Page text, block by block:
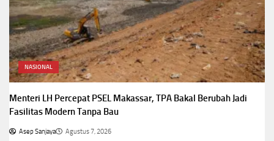
NASIONAL
Menteri LH Percepat PSEL Makassar, TPA Bakal Berubah Jadi
Fasilitas Modern Tanpa Bau
Asep Sanjaya Agustus 7, 2026